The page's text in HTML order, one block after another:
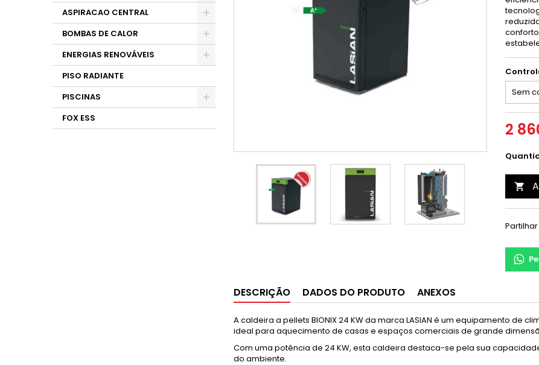
ASPIRACAO CENTRAL
BOMBAS DE CALOR
ENERGIAS RENOVÁVEIS
PISO RADIANTE
PISCINAS
FOX ESS
2

Partilhar
DESCRIÇÃO DADOS DO PRODUTO ANEXOS
A caldeira a pellets BIONIX 24 KW da marca LASIAN é um equipamento de
ideal para aquecimento de casas e espaços comerciais de grande
Com uma potência de 24 KW, esta caldeira destaca-se pela sua
do ambiente.